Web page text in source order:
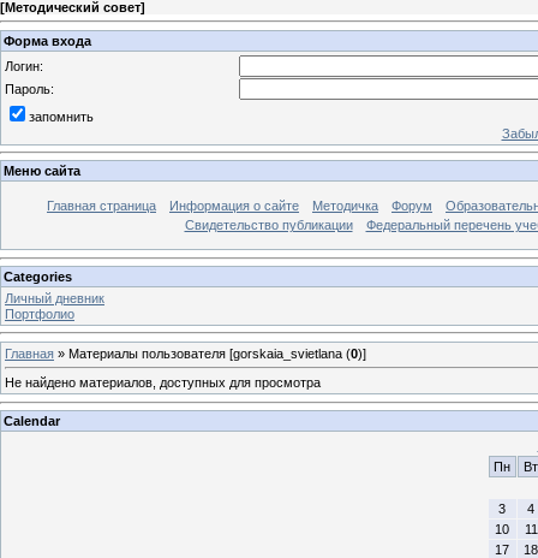
[Методический совет]
Форма входа
Логин:
Пароль:
запомнить
Меню сайта
Главная страница Информация о сайте Методичка Форум
Свидетельство публикации
Федеральный перечень
Categories
Личный дневник
Портфолио
Главная » Материалы пользователя [gorskaia_svietlana (0)]
Не найдено материалов, доступных для просмотра
Calendar
Пн
Вт
3
4
10
11
17
18